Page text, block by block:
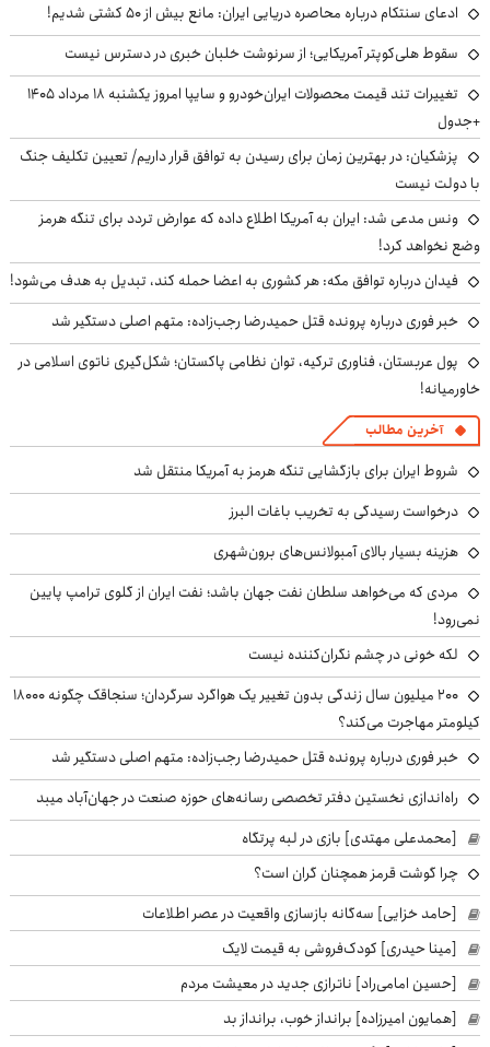
ادعای سنتکام درباره محاصره دریایی ایران: مانع بیش از ۵۰ کشتی شدیم!
سقوط هلی‌کوپتر آمریکایی؛ از سرنوشت خلبان خبری در دسترس نیست
تغییرات تند قیمت محصولات ایران‌خودرو و سایپا امروز یکشنبه ۱۸ مرداد ۱۴۰۵
+جدول
پزشکیان‌: در بهترین زمان برای رسیدن به توافق قرار داریم/ تعیین تکلیف جنگ
با دولت نیست
ونس مدعی شد: ایران به آمریکا اطلاع داده که عوارض تردد برای تنگه هرمز
وضع نخواهد کرد!
فیدان درباره توافق مکه: هر کشوری به اعضا حمله کند، تبدیل به هدف می‌شود!
خبر فوری درباره پرونده قتل حمیدرضا رجب‌زاده: متهم اصلی دستگیر شد
پول عربستان، فناوری ترکیه، توان نظامی پاکستان؛ شکل‌گیری ناتوی اسلامی در
خاورمیانه!
آخرین مطالب
شروط ایران برای بازگشایی تنگه هرمز به آمریکا منتقل شد
درخواست رسیدگی به تخریب باغات البرز
هزینه بسیار بالای آمبولانس‌های برون‌شهری
مردی که می‌خواهد سلطان نفت جهان باشد؛ نفت ایران از گلوی ترامپ پایین
نمی‌رود!
لکه خونی در چشم نگران‌کننده نیست
۲۰۰ میلیون سال زندگی بدون تغییر یک هواگرد سرگردان؛ سنجاقک‌ چگونه ۱۸۰۰۰
کیلومتر مهاجرت می‌کند؟
خبر فوری درباره پرونده قتل حمیدرضا رجب‌زاده: متهم اصلی دستگیر شد
راه‌اندازی نخستین دفتر تخصصی رسانه‌های حوزه صنعت در جهان‌آباد میبد
[محمدعلی مهتدی] بازی در لبه پرتگاه
چرا گوشت قرمز همچنان گران است؟
[حامد خزایی] سه‌گانه بازسازی واقعیت در عصر اطلاعات
[مینا حیدری] کودک‌فروشی به قیمت لایک
[حسین امامی‌راد] ناترازی جدید در معیشت مردم
[همایون امیرزاده] برانداز خوب، برانداز بد